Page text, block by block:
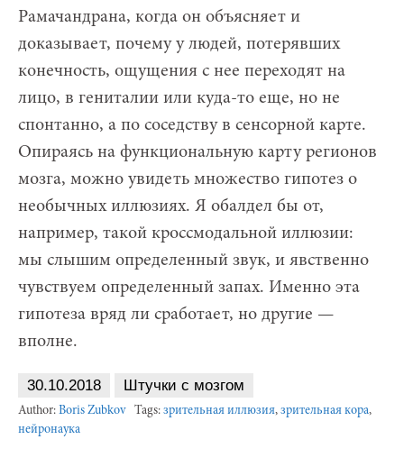
Рамачандрана, когда он объясняет и
доказывает, почему у людей, потерявших
конечность, ощущения с нее переходят на
лицо, в гениталии или куда-то еще, но не
спонтанно, а по соседству в сенсорной карте.
Опираясь на функциональную карту регионов
мозга, можно увидеть множество гипотез о
необычных иллюзиях. Я обалдел бы от,
например, такой кроссмодальной иллюзии:
мы слышим определенный звук, и явственно
чувствуем определенный запах. Именно эта
гипотеза вряд ли сработает, но другие —
вполне.
30.10.2018 Штучки с мозгом
Author: Boris Zubkov Tags: зрительная иллюзия, зрительная кора,
нейронаука